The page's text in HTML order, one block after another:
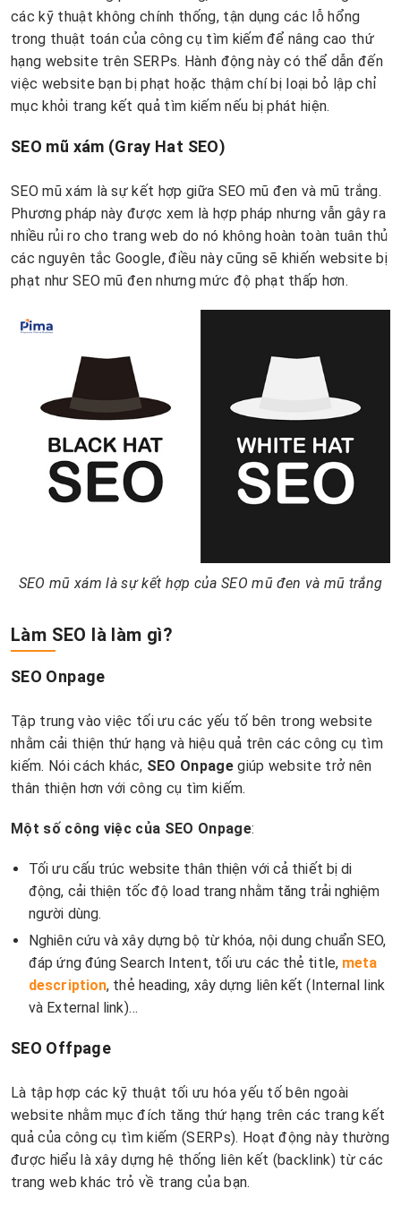
các kỹ thuật không chính thống, tận dụng các lỗ hổng
trong thuật toán của công cụ tìm kiếm để nâng cao thứ
hạng website trên SERPs. Hành động này có thể dẫn đến
việc website bạn bị phạt hoặc thậm chí bị loại bỏ lập chỉ
mục khỏi trang kết quả tìm kiếm nếu bị phát hiện.
SEO mũ xám (Gray Hat SEO)
SEO mũ xám là sự kết hợp giữa SEO mũ đen và mũ trắng.
Phương pháp này được xem là hợp pháp nhưng vẫn gây ra
nhiều rủi ro cho trang web do nó không hoàn toàn tuân thủ
các nguyên tắc Google, điều này cũng sẽ khiến website bị
phạt như SEO mũ đen nhưng mức độ phạt thấp hơn.
SEO mũ xám là sự kết hợp của SEO mũ đen và mũ trắng
Làm SEO là làm gì?
SEO Onpage
Tập trung vào việc tối ưu các yếu tố bên trong website
nhằm cải thiện thứ hạng và hiệu quả trên các công cụ tìm
kiếm. Nói cách khác, SEO Onpagegiúp website trở nên
thân thiện hơn với công cụ tìm kiếm.
Một số công việc của SEO Onpage:
Tối ưu cấu trúc website thân thiện với cả thiết bị di
động, cải thiện tốc độ load trang nhằm tăng trải nghiệm
người dùng.
Nghiên cứu và xây dựng bộ từ khóa, nội dung chuẩn SEO,
đáp ứng đúng Search Intent, tối ưu các thẻ title, meta
description, thẻ heading, xây dựng liên kết (Internal link
và External link)…
SEO Offpage
Là tập hợp các kỹ thuật tối ưu hóa yếu tố bên ngoài
website nhằm mục đích tăng thứ hạng trên các trang kết
quả của công cụ tìm kiếm (SERPs). Hoạt động này thường
được hiểu là xây dựng hệ thống liên kết (backlink) từ các
trang web khác trỏ về trang của bạn.